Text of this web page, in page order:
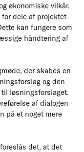
økonomiske vilkår.
dele af projektet
kan fungere som
håndtering af
der skabes en
og den
løsningsforslaget.
af dialogen
på et noget mere
det, at det